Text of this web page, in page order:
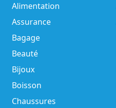
Alimentation
Assurance
Bagage
Beauté
Bijoux
Boisson
Chaussures